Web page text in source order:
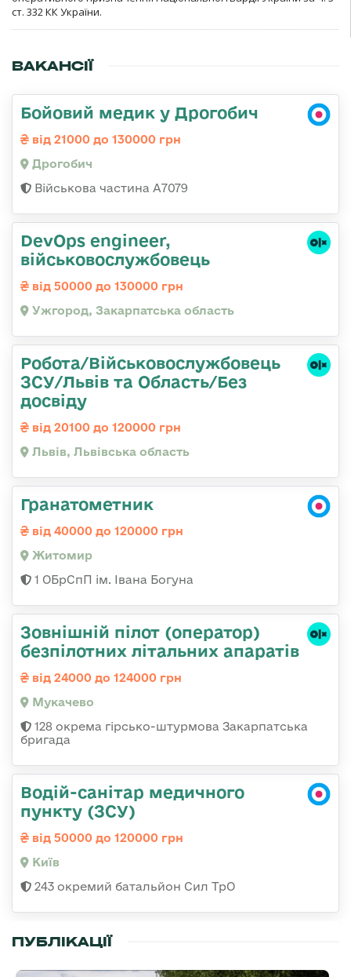
ст. 332 КК України.
ВАКАНСІЇ
Бойовий медик у Дрогобич
від 21000 до 130000 грн
Дрогобич
Військова частина А7079
DevOps engineer,
військовослужбовець
від 50000 до 130000 грн
Ужгород, Закарпатська область
Робота/Військовослужбовець
ЗСУ/Львів та Область/Без
досвіду
від 20100 до 120000 грн
Львів, Львівська область
Гранатометник
від 40000 до 120000 грн
Житомир
1 ОБрСпП ім. Івана Богуна
Зовнішній пілот (оператор)
безпілотних літальних апаратів
від 24000 до 124000 грн
Мукачево
128 окрема гірсько-штурмова Закарпатська
бригада
Водій-санітар медичного
пункту (ЗСУ)
від 50000 до 120000 грн
Київ
243 окремий батальйон Сил ТрО
ПУБЛІКАЦІЇ